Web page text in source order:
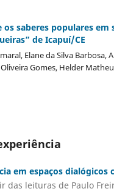
os saberes populares em
de Icapuí/CE
Elane da Silva Barbosa,
Gomes, Helder
em espaços dialógicos
das leituras de Paulo